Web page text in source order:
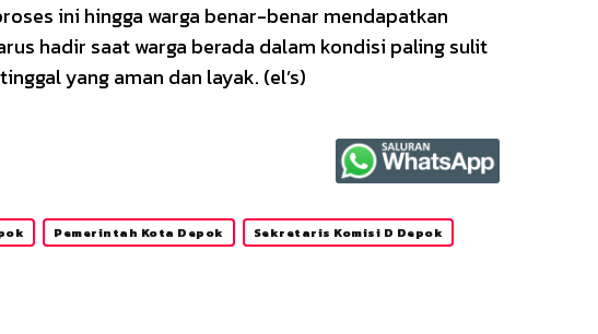
ini hingga warga benar-benar mendapatkan
hadir saat warga berada dalam kondisi paling sulit
yang aman dan layak. (el’s)
Pemerintah Kota Depok Sekretaris Komisi D Depok